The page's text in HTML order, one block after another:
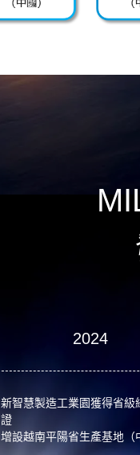
2024
新智慧製造工業園獲得省級
證
增設越南平陽省生產基地（